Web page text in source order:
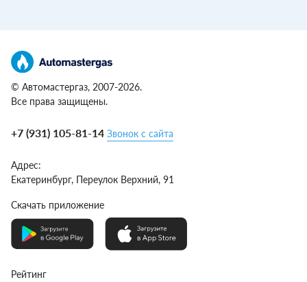
© Автомастергаз, 2007-2026.
Все права защищены.
+7 (931) 105-81-14 Звонок с сайта
Адрес:
Екатеринбург, Переулок Верхний, 91
Скачать приложение
Рейтинг